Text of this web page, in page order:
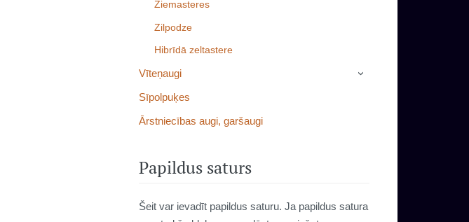
Ziemasteres
Zilpodze
Hibrīdā zeltastere
Vīteņaugi ›
Sīpolpuķes
Ārstniecības augi, garšaugi
Papildus saturs
Šeit var ievadīt papildus saturu. Ja papildus satura